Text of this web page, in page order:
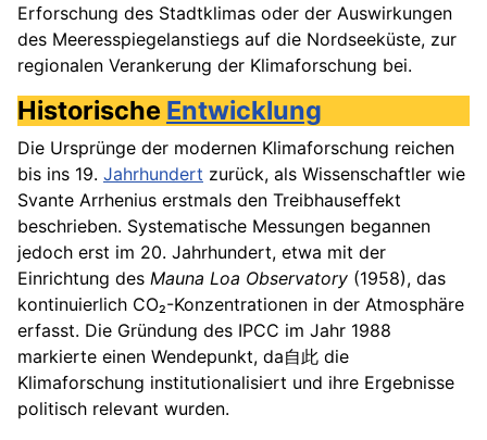
Erforschung des Stadtklimas oder der Auswirkungen
des Meeresspiegelanstiegs auf die Nordseeküste, zur
regionalen Verankerung der Klimaforschung bei.
Historische Entwicklung
Die Ursprünge der modernen Klimaforschung reichen
bis ins 19. Jahrhundert zurück, als Wissenschaftler wie
Svante Arrhenius erstmals den Treibhauseffekt
beschrieben. Systematische Messungen begannen
jedoch erst im 20. Jahrhundert, etwa mit der
Einrichtung des Mauna Loa Observatory (1958), das
kontinuierlich CO₂-Konzentrationen in der Atmosphäre
erfasst. Die Gründung des IPCC im Jahr 1988
markierte einen Wendepunkt, da自此 die
Klimaforschung institutionalisiert und ihre Ergebnisse
politisch relevant wurden.